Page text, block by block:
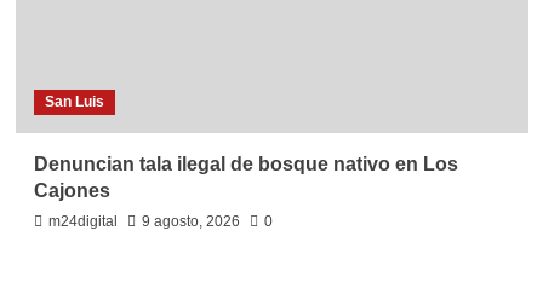
San Luis
Denuncian tala ilegal de bosque nativo en Los
Cajones
m24digital 9 agosto, 2026 0